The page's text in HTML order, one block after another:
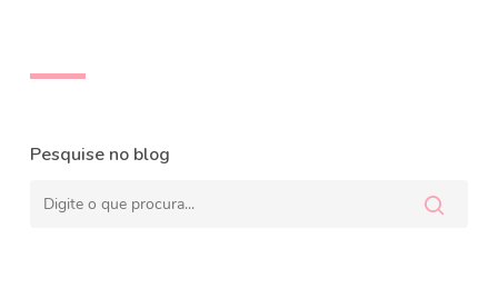
Pesquise no blog